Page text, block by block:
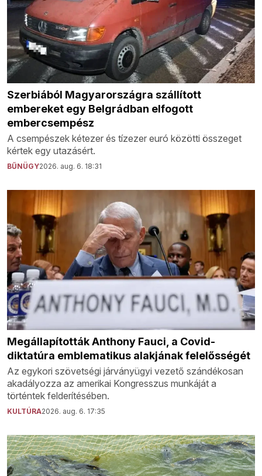
Szerbiából Magyarországra szállított
embereket egy Belgrádban elfogott
embercsempész
A csempészek kétezer és tízezer euró közötti összeget
kértek egy utazásért.
BŰNÜGY2026. aug. 6. 18:31
Megállapították Anthony Fauci, a Covid-
diktatúra emblematikus alakjának felelősségét
Az egykori szövetségi járványügyi vezető szándékosan
akadályozza az amerikai Kongresszus munkáját a
történtek felderítésében.
KULTÚRA2026. aug. 6. 17:35